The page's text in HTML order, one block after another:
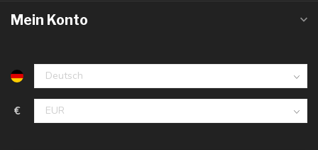
Mein Konto
€